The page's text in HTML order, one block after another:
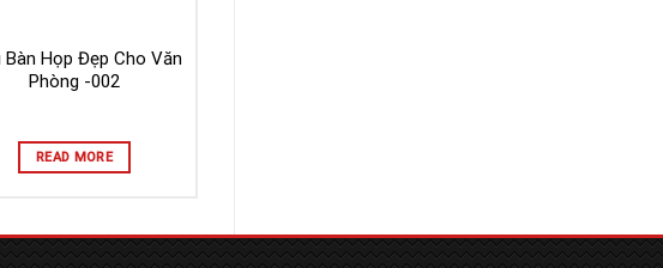
Bàn Họp Đẹp Cho Văn
Phòng -002
READ MORE